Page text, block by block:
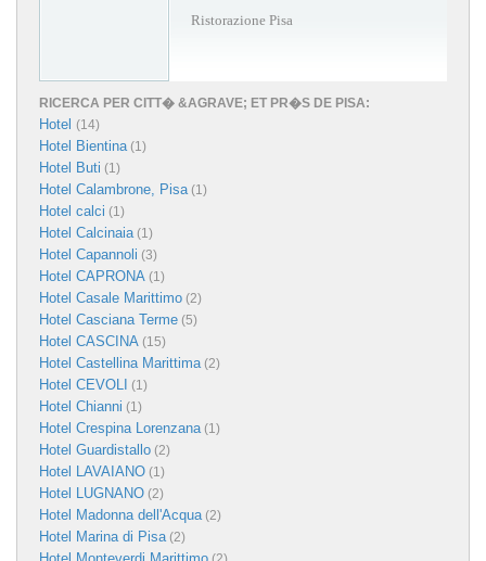
Ristorazione Pisa
RICERCA PER CITT� &AGRAVE; ET PR�S DE PISA:
Hotel (14)
Hotel Bientina (1)
Hotel Buti (1)
Hotel Calambrone, Pisa (1)
Hotel calci (1)
Hotel Calcinaia (1)
Hotel Capannoli (3)
Hotel CAPRONA (1)
Hotel Casale Marittimo (2)
Hotel Casciana Terme (5)
Hotel CASCINA (15)
Hotel Castellina Marittima (2)
Hotel CEVOLI (1)
Hotel Chianni (1)
Hotel Crespina Lorenzana (1)
Hotel Guardistallo (2)
Hotel LAVAIANO (1)
Hotel LUGNANO (2)
Hotel Madonna dell'Acqua (2)
Hotel Marina di Pisa (2)